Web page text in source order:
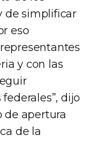
de simplificar
eso
y con las
dijo
de apertura
de la